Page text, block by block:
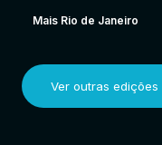
Mais Rio de Janeiro
Ver outras edições